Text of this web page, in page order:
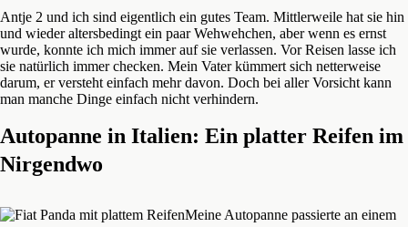
Antje 2 und ich sind eigentlich ein gutes Team. Mittlerweile hat sie hin
und wieder altersbedingt ein paar Wehwehchen, aber wenn es ernst
wurde, konnte ich mich immer auf sie verlassen. Vor Reisen lasse ich
sie natürlich immer checken. Mein Vater kümmert sich netterweise
darum, er versteht einfach mehr davon. Doch bei aller Vorsicht kann
man manche Dinge einfach nicht verhindern.
Autopanne in Italien: Ein platter Reifen im
Nirgendwo
Meine Autopanne passierte an einem